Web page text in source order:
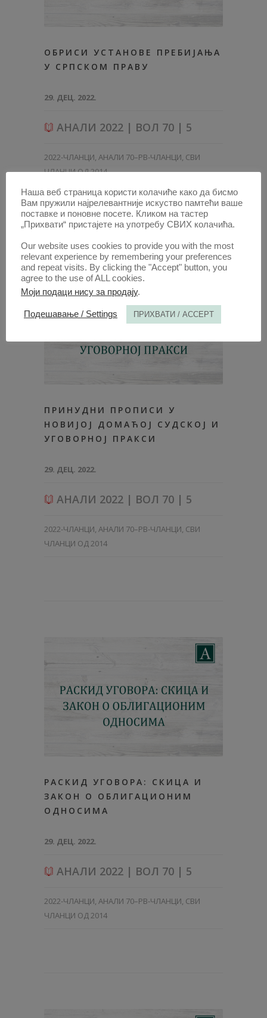
ОБРИСИ УСТАНОВЕ ПРЕБИЈАЊА
У СРПСКОМ ПРАВУ
29. ДЕЦ. 2022.
АНАЛИ 2022 | ВОЛ 70 | 5
2022-ЧЛАНЦИ, АНАЛИ 70–PB-ЧЛАНЦИ, СВИ
ЧЛАНЦИ ОД 2014
ПРИНУДНИ ПРОПИСИ У
НОВИЈОЈ ДОМАЋОЈ СУДСКОЈ И
УГОВОРНОЈ ПРАКСИ
29. ДЕЦ. 2022.
АНАЛИ 2022 | ВОЛ 70 | 5
2022-ЧЛАНЦИ, АНАЛИ 70–PB-ЧЛАНЦИ, СВИ
ЧЛАНЦИ ОД 2014
РАСКИД УГОВОРА: СКИЦА И
ЗАКОН О ОБЛИГАЦИОНИМ
ОДНОСИМА
29. ДЕЦ. 2022.
АНАЛИ 2022 | ВОЛ 70 | 5
2022-ЧЛАНЦИ, АНАЛИ 70–PB-ЧЛАНЦИ, СВИ
ЧЛАНЦИ ОД 2014
Наша веб страница користи колачиће како да бисмо
Вам пружили најрелевантније искуство памтећи ваше
поставке и поновне посете. Кликом на тастер
„Прихвати“ пристајете на употребу СВИХ колачића.
Our website uses cookies to provide you with the most
relevant experience by remembering your preferences
and repeat visits. By clicking the "Accept" button, you
agree to the use of ALL cookies.
Моји подаци нису за продају.
Подешавање / Settings ПРИХВАТИ / ACCEPT